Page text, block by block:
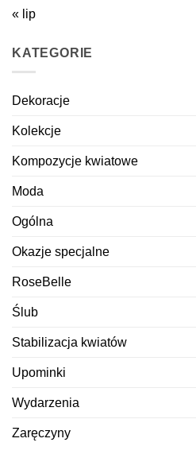
« lip
KATEGORIE
Dekoracje
Kolekcje
Kompozycje kwiatowe
Moda
Ogólna
Okazje specjalne
RoseBelle
Ślub
Stabilizacja kwiatów
Upominki
Wydarzenia
Zaręczyny